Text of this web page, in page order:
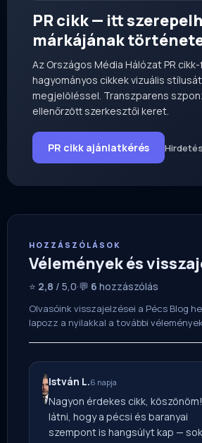
PR cikk — itt
márkájának
Az Országos Média Hálózat PR
hagyományos cikkek vizuális stílusát
megjelöléssel. Transzparens
ellenőrzött szerkesztői keret.
PR cikk ajánlatkérés
HOZZÁSZÓLÁSOK
Vélemények és
⭐ 2,8 / 5,0·💬 6 hozzászólás
Olvasóink visszajelzései a Pécs Blog
lapozz a nyilakkal a további
István L.6 napja
Nagyon érdekes cikk,
látni, hogy a pécsi és baranyai
szempont is hangsúlyt kap — sok